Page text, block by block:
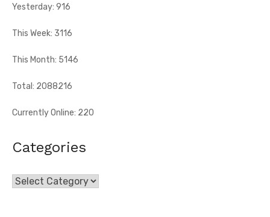
Yesterday: 916
This Week: 3116
This Month: 5146
Total: 2088216
Currently Online: 220
Categories
Categories